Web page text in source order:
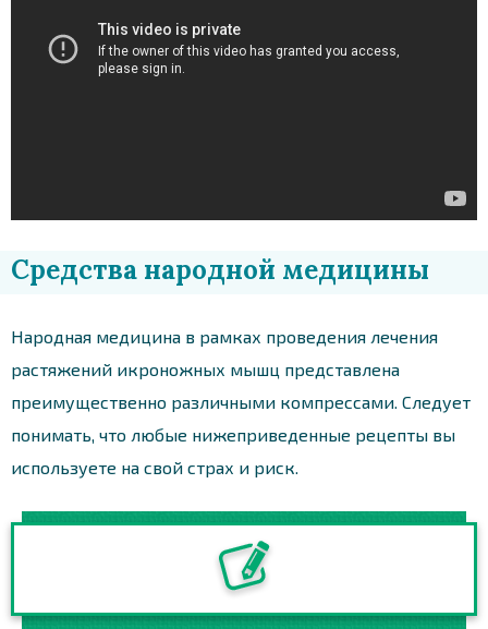
Средства народной медицины
Народная медицина в рамках проведения лечения
растяжений икроножных мышц представлена
преимущественно различными компрессами. Следует
понимать, что любые нижеприведенные рецепты вы
используете на свой страх и риск.